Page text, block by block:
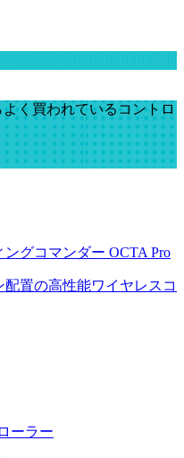
く買われているコントロ
グコマンダー OCTA Pro
置の高性能ワイヤレスコ
ーラー